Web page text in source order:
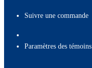
Suivre une commande
paramètres des témoins